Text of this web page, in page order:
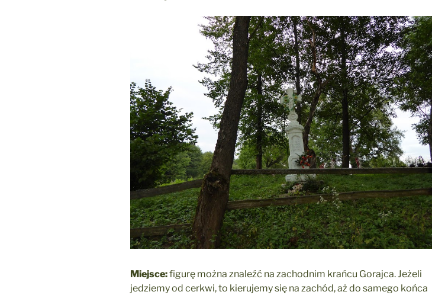
Miejsce:figurę można znaleźć na zachodnim krańcu Gorajca. Jeżeli
jedziemy od cerkwi, to kierujemy się na zachód, aż do samego końca